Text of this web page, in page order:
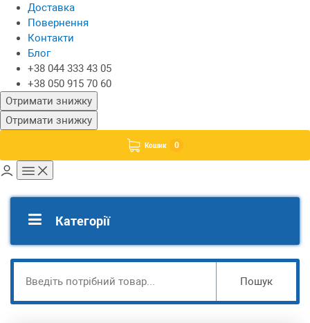
Доставка
Повернення
Контакти
Блог
+38 044 333 43 05
+38 050 915 70 60
Отримати знижку
Отримати знижку
Кошик 0
Категорії
Пошук